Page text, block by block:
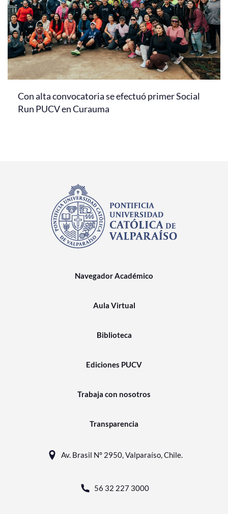
Con alta convocatoria se efectuó primer Social
Run PUCV en Curauma
Navegador Académico
Aula Virtual
Biblioteca
Ediciones PUCV
Trabaja con nosotros
Transparencia
Av. Brasil N° 2950, Valparaíso, Chile.
56 32 227 3000